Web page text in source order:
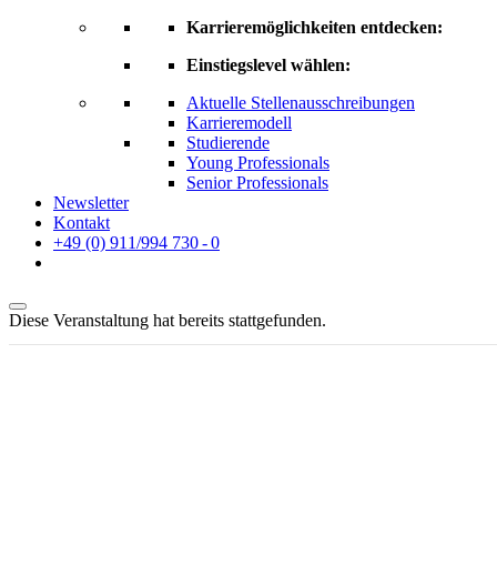
Karrieremöglichkeiten entdecken:
Einstiegslevel wählen:
Aktuelle Stellen­ausschreibungen
Karrieremodell
Studierende
Young Professionals
Senior Professionals
Newsletter
Kontakt
+49 (0) 911/994 730 - 0
Diese Veranstaltung hat bereits stattgefunden.